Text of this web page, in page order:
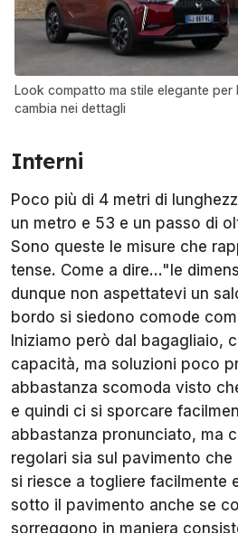
Look compatto ma stile elegante per
cambia nei dettagli
Interni
Poco più di 4 metri di
un metro e 53 e un passo di
Sono queste le misure che
tense. Come a dire..."le
dunque non aspettatevi un
bordo si siedono comode
Iniziamo però dal bagagliaio,
capacità, ma soluzioni poco
abbastanza scomoda visto
e quindi ci si sporcare
abbastanza pronunciato, ma
regolari sia sul pavimento che
si riesce a togliere facilmente
sotto il pavimento anche se
sorreggono in maniera